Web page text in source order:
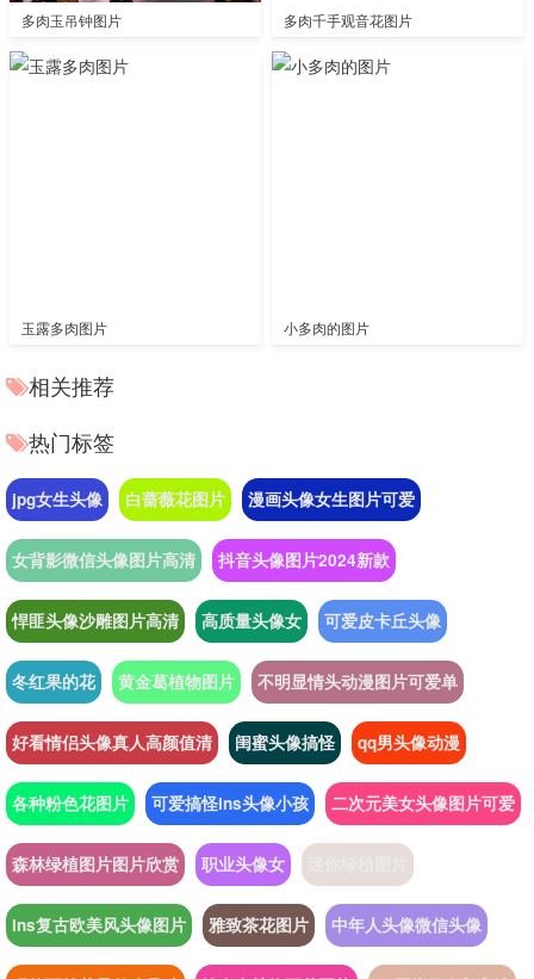
多肉玉吊钟图片 多肉千手观音花图片
玉露多肉图片 小多肉的图片
相关推荐
热门标签
jpg女生头像 白蔷薇花图片 漫画头像女生图片可爱
女背影微信头像图片高清 抖音头像图片2024新款
悍匪头像沙雕图片高清 高质量头像女 可爱皮卡丘头像
冬红果的花 黄金葛植物图片 不明显情头动漫图片可爱单
好看情侣头像真人高颜值清 闺蜜头像搞怪 qq男头像动漫
各种粉色花图片 可爱搞怪ins头像小孩 二次元美女头像图片可爱
森林绿植图片图片欣赏 职业头像女
ins复古欧美风头像图片 雅致茶花图片 中年人头像微信头像